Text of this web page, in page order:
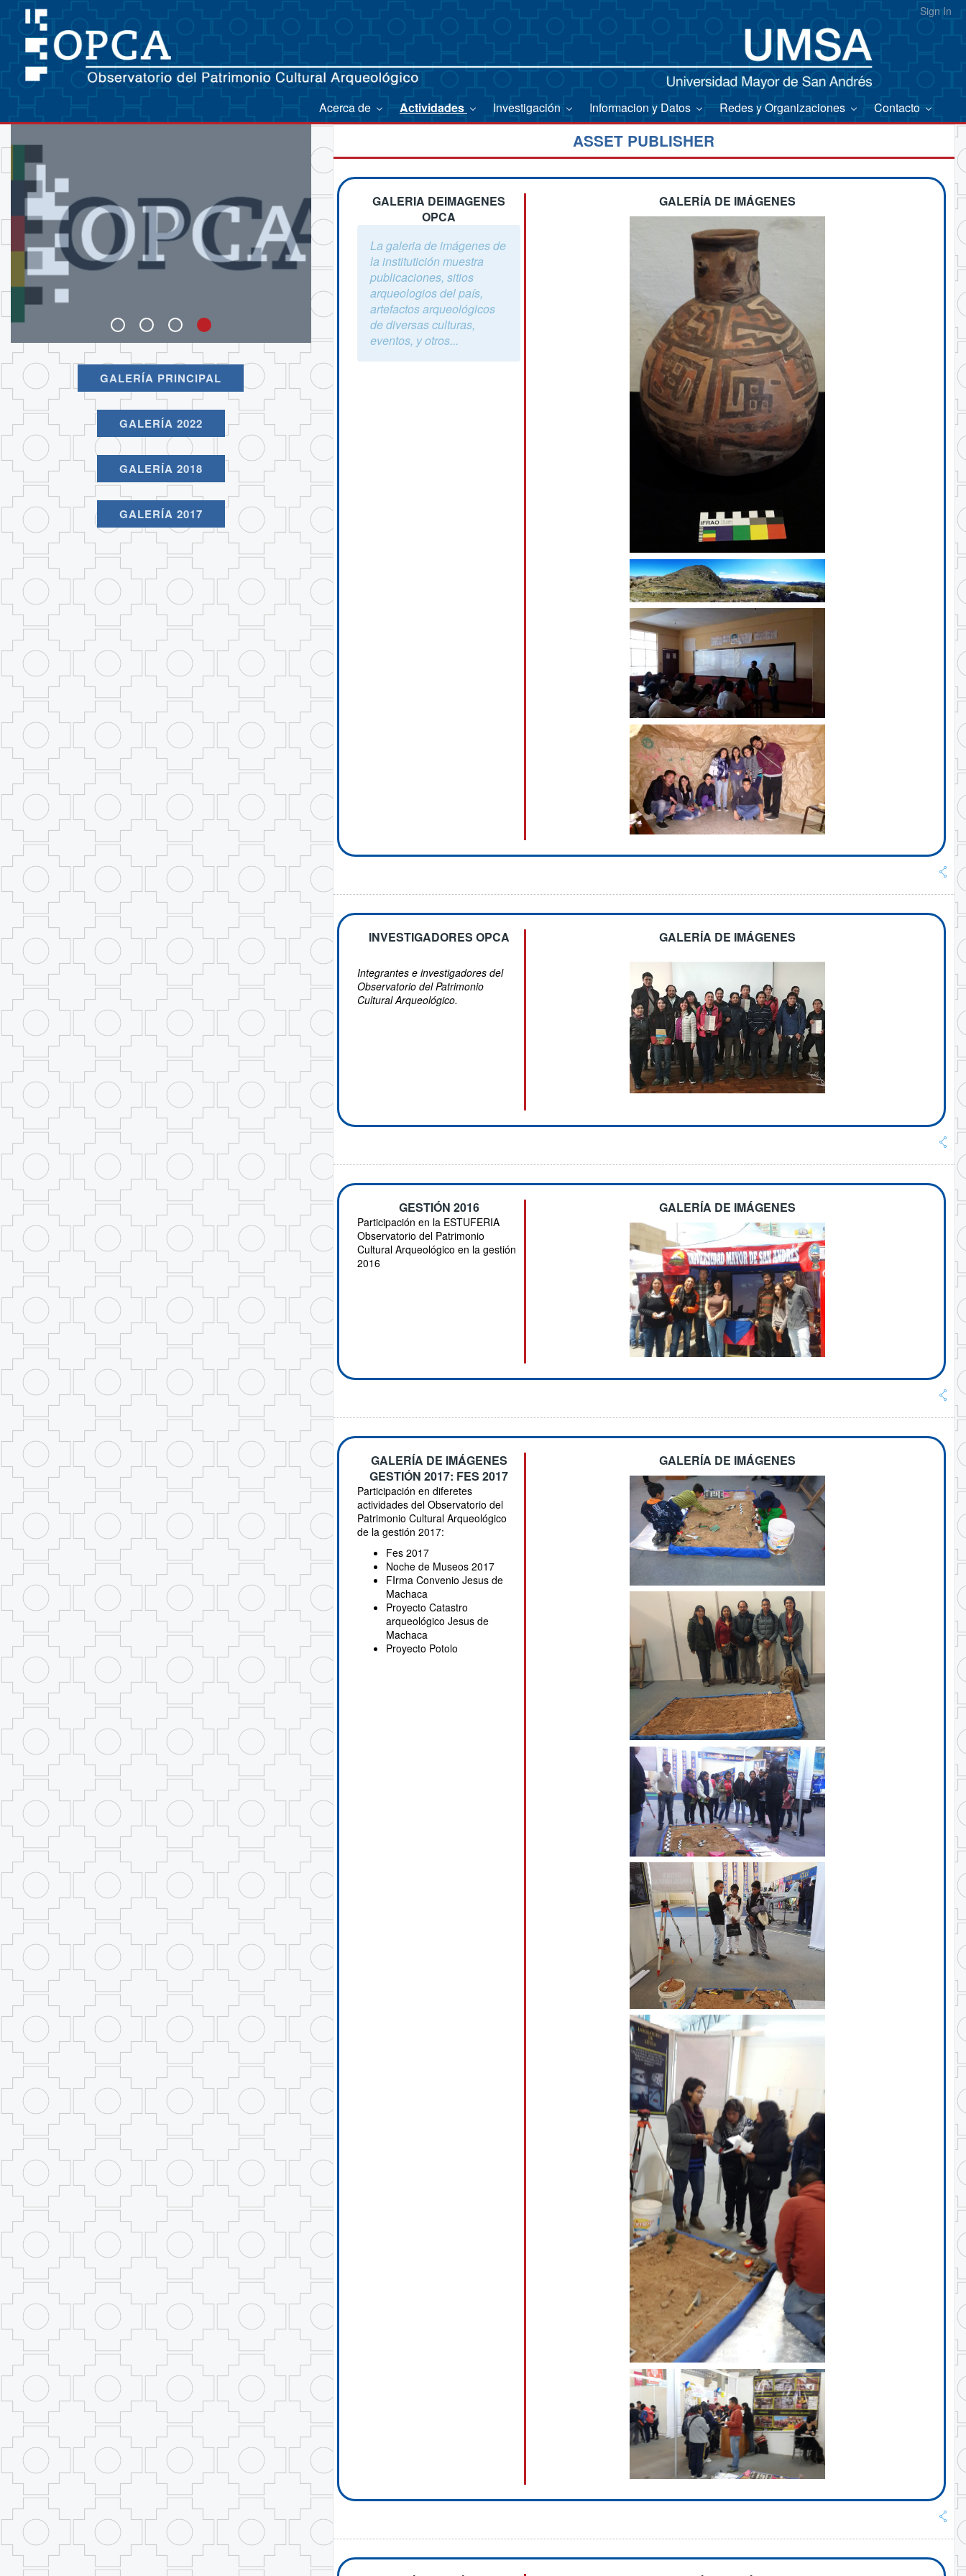
Sign In
Acerca de Actividades Investigación Informacion y Datos Redes y Organizaciones Contacto
GALERÍA PRINCIPAL
GALERÍA 2022
GALERÍA 2018
GALERÍA 2017
ASSET PUBLISHER
GALERIA DEIMAGENES
OPCA
La galeria de imágenes de
la institutición muestra
publicaciones, sitios
arqueologios del país,
artefactos arqueológicos
de diversas culturas,
eventos, y otros...
GALERÍA DE IMÁGENES
INVESTIGADORES OPCA
Integrantes e investigadores del
Observatorio del Patrimonio
Cultural Arqueológico.
GALERÍA DE IMÁGENES
GESTIÓN 2016
Participación en la ESTUFERIA
Observatorio del Patrimonio
Cultural Arqueológico en la gestión
2016
GALERÍA DE IMÁGENES
GALERÍA DE IMÁGENES
GESTIÓN 2017: FES 2017
Participación en diferetes
actividades del Observatorio del
Patrimonio Cultural Arqueológico
de la gestión 2017:
Fes 2017
Noche de Museos 2017
FIrma Convenio Jesus de
Machaca
Proyecto Catastro
arqueológico Jesus de
Machaca
Proyecto Potolo
GALERÍA DE IMÁGENES